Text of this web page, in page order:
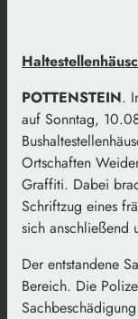
POTTENSTEIN.
auf Sonntag,
Ortschaften
Graffiti. Dabei
Schriftzug eines
sich anschließend
Der entstandene
Bereich. Die